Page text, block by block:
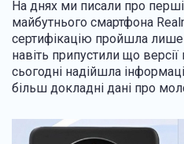
На днях ми писали про
майбутнього смартфона
сертифікацію пройшла
навіть припустили що
сьогодні надійшла
більш докладні дані про